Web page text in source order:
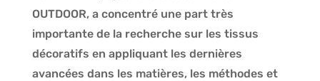
OUTDOOR, a concentré une part très
importante de la recherche sur les tissus
décoratifs en appliquant les dernières
avancées dans les matières, les méthodes et